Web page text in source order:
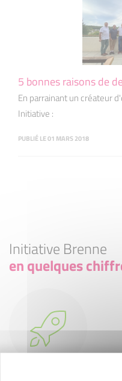
5 bonnes raisons de
En parrainant un créateur
Initiative :
PUBLIÉ LE 01 MARS 2018
Initiative Brenne
en quelques